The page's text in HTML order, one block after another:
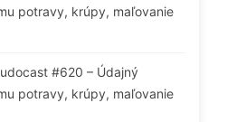
potravy, krúpy, maľovanie
#620 – Údajný
potravy, krúpy, maľovanie